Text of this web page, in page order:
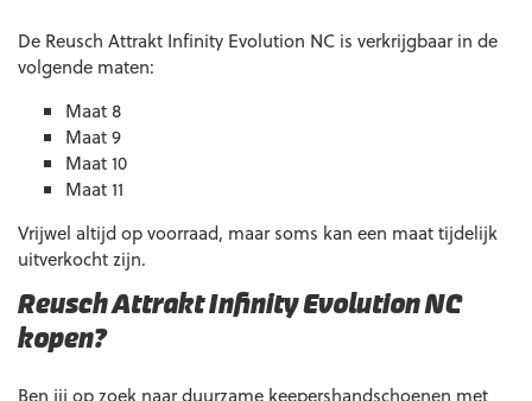
De Reusch Attrakt Infinity Evolution NC is verkrijgbaar in de
volgende maten:
Maat 8
Maat 9
Maat 10
Maat 11
Vrijwel altijd op voorraad, maar soms kan een maat tijdelijk
uitverkocht zijn.
Reusch Attrakt Infinity Evolution NC
kopen?
Ben jij op zoek naar duurzame keepershandschoenen met